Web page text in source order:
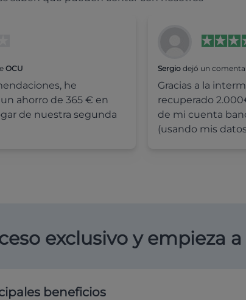
OCU
he
ahorro de 365 € en
de nuestra segunda
Sergiodejó un
Gracias a la
recuperado
de mi cuenta
(usando mis
exclusivo y empieza
beneficios